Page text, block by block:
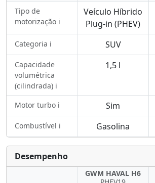
Tipo de
motorização ℹ️
Veículo Híbrido
Plug-in (PHEV)
Categoria ℹ️ SUV
Capacidade
volumétrica
(cilindrada) ℹ️
1,5 l
Motor turbo ℹ️ Sim
Combustível ℹ️ Gasolina
Desempenho
GWM HAVAL H6